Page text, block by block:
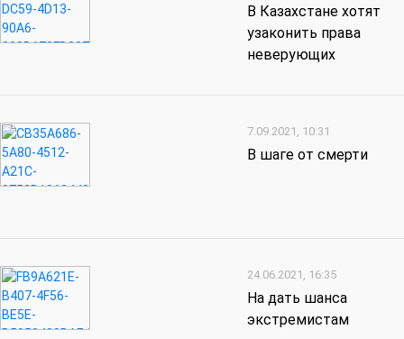
В Казахстане хотят
узаконить права
неверующих
7.09.2021, 10:31
В шаге от смерти
24.06.2021, 16:35
На дать шанса
экстремистам